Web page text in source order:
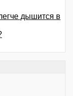
дышится в